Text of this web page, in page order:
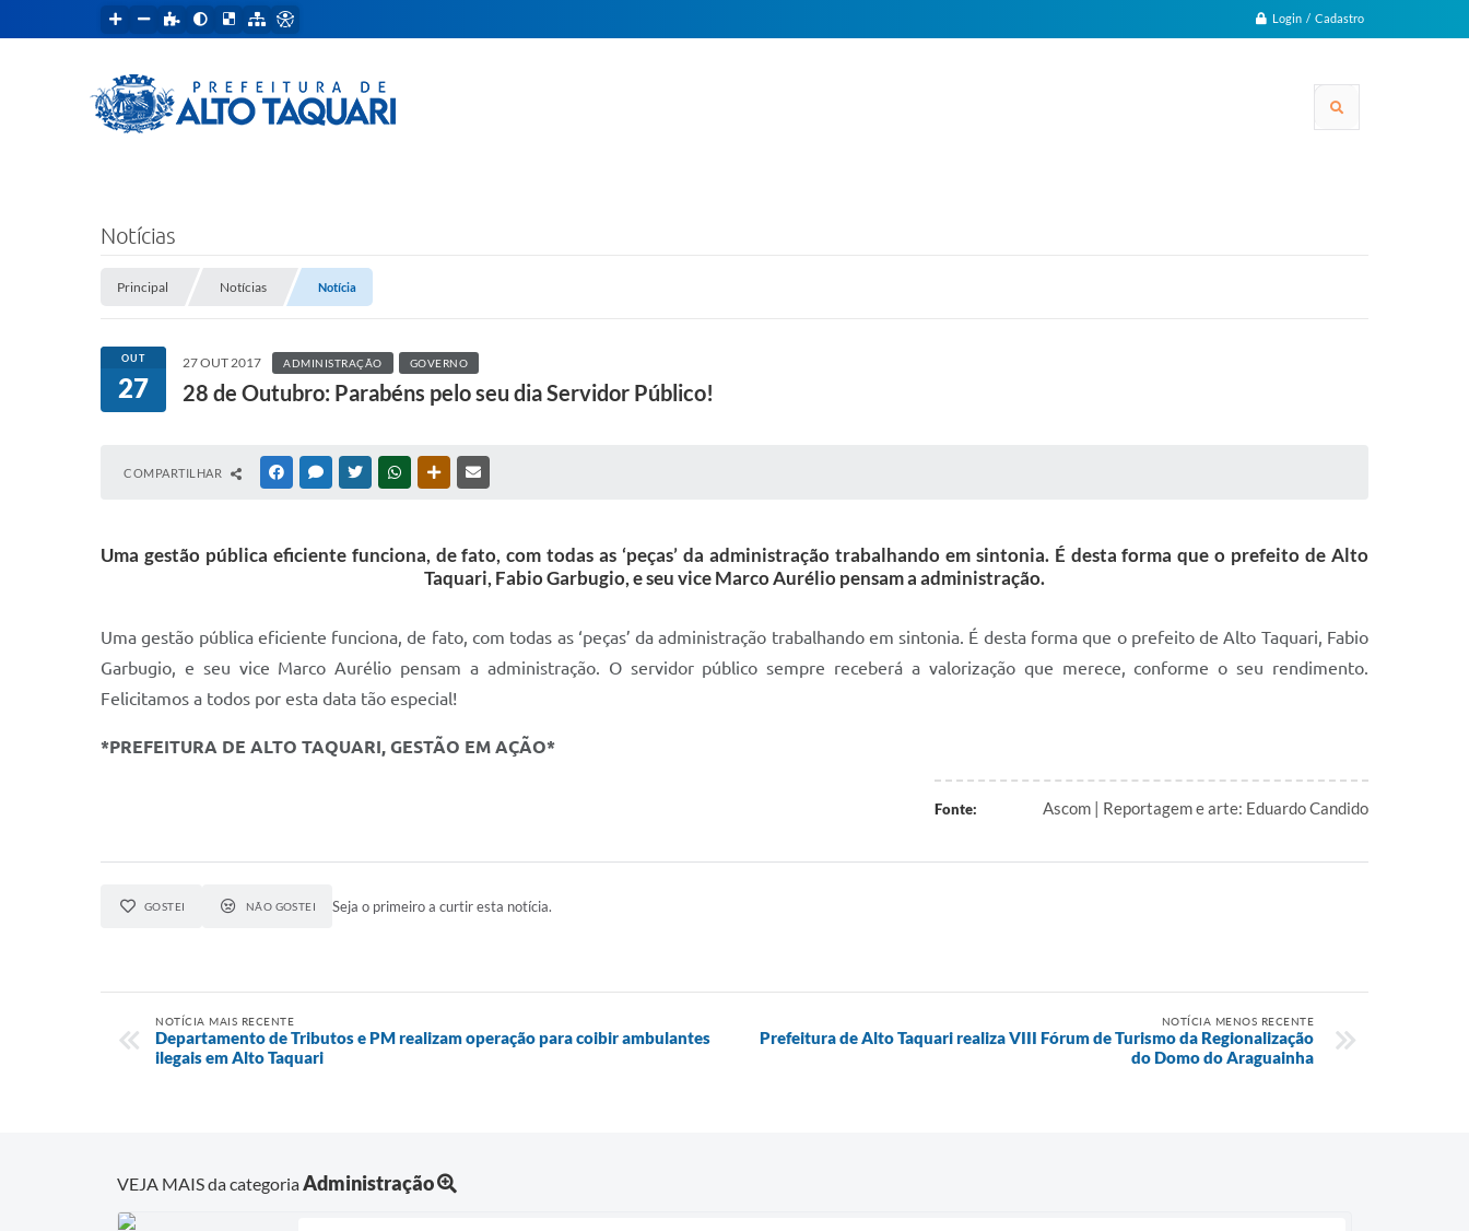
Login / Cadastro
Notícias
Principal Notícias Notícia
OUT
27
27 OUT 2017 ADMINISTRAÇÃO GOVERNO
28 de Outubro: Parabéns pelo seu dia Servidor Público!
COMPARTILHAR FACEBOOKMESSENGER
TWITTERWHATSAPPOUTRAS MÍDIAS
Uma gestão pública eficiente funciona, de fato, com todas as ‘peças’ da administração trabalhando em sintonia. É desta forma que o prefeito de Alto
Taquari, Fabio Garbugio, e seu vice Marco Aurélio pensam a administração.
Uma gestão pública eficiente funciona, de fato, com todas as ‘peças’ da administração trabalhando em sintonia. É desta forma que o prefeito de Alto Taquari, Fabio
Garbugio, e seu vice Marco Aurélio pensam a administração. O servidor público sempre receberá a valorização que merece, conforme o seu rendimento.
Felicitamos a todos por esta data tão especial!
*PREFEITURA DE ALTO TAQUARI, GESTÃO EM AÇÃO*
Fonte: Ascom | Reportagem e arte: Eduardo Candido
GOSTEI NÃO GOSTEI Seja o primeiro a curtir esta notícia.
NOTÍCIA MAIS RECENTE
Departamento de Tributos e PM realizam operação para coibir ambulantes
ilegais em Alto Taquari
NOTÍCIA MENOS RECENTE
Prefeitura de Alto Taquari realiza VIII Fórum de Turismo da Regionalização
do Domo do Araguainha
VEJA MAIS da categoriaAdministração